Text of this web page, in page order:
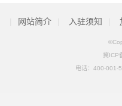
网站简介 入驻须知
冀ICP
电话： 400-001-